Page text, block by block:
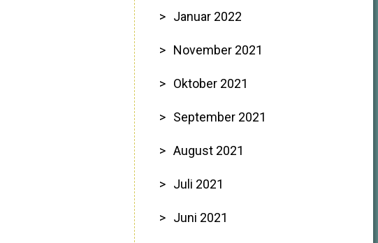
Januar 2022
November 2021
Oktober 2021
September 2021
August 2021
Juli 2021
Juni 2021